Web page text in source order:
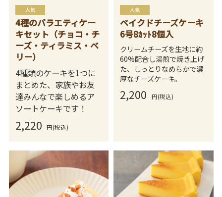
4種のバラエティケー
キセット（チョコ・チ
ーズ・ティラミス・ベ
リー）
4種類のケーキを1つに
まとめた、家族やお友
達みんなで楽しめるア
ソートケーキです！
2,220 円(税込)
ベイクドチーズケーキ
6号8ｶｯﾄ8個入
クリームチーズを生地に約
60%配合し湯煎で焼き上げ
た、しっとりなめらかで濃
厚なチーズケーキ。
2,200 円(税込)